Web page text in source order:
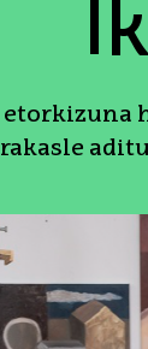
etorkizuna